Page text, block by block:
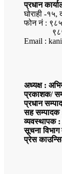
प्रधान
घोराही -१५,
फोन नं :
Email :
अध्यक्ष :
प्रकाशक/
प्रधान
सह सम्पादक
व्यवस्थापक :
सूचना
प्रेस